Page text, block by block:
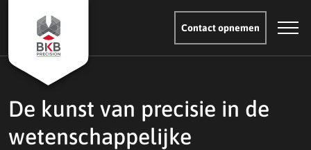
Contact opnemen
De kunst van precisie in de
wetenschappelijke